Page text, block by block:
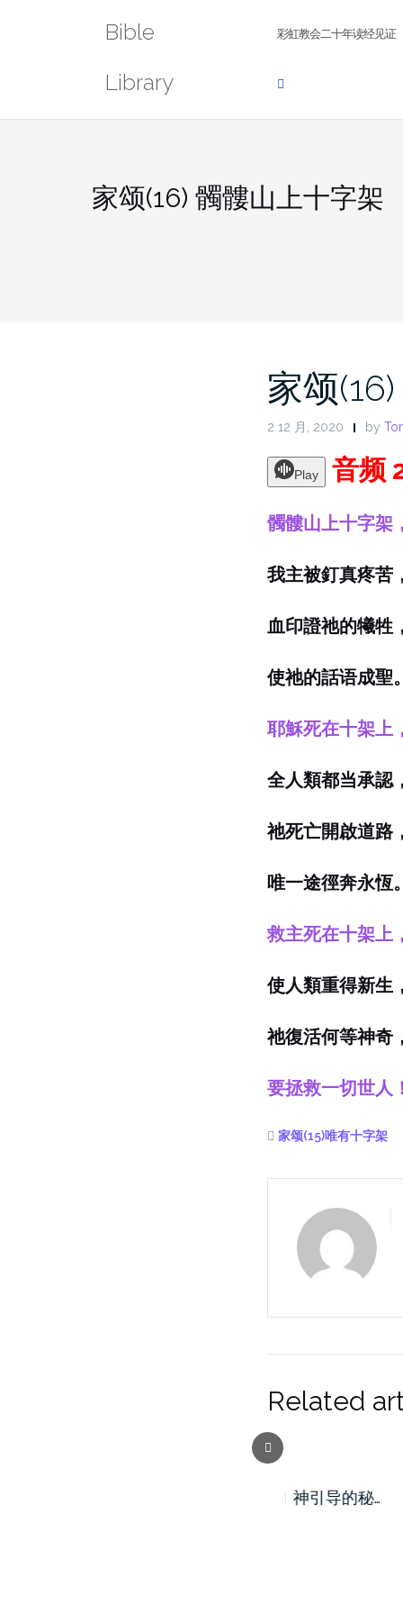
Bible
Library
彩虹教会二十年读经见证
家颂(16) 髑髏山上十字架
家颂
2 12 月, 2020 by
Play 音频
髑髏山上十字架，
我主被釘真疼苦，
血印證祂的犧牲，
使祂的話语成聖。
耶穌死在十架上，
全人類都当承認，
祂死亡開啟道路，
唯一途徑奔永恆。
救主死在十架上，
使人類重得新生，
祂復活何等神奇，
要拯救一切世人
家颂(15)唯有十字架
Related
Previous
神引导的秘…